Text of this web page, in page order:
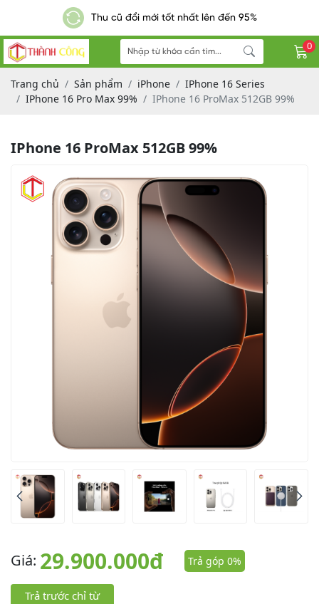
Giao hàng nhanh - Miễn phí đơn hàng từ 300k
0
Trang chủ Sản phẩm iPhone
IPhone 16 Series
IPhone 16 Pro Max 99%
IPhone 16 ProMax 512GB 99%
IPhone 16 ProMax 512GB 99%
Giá: 29.900.000đ Trả góp 0%
Trả trước chỉ từ